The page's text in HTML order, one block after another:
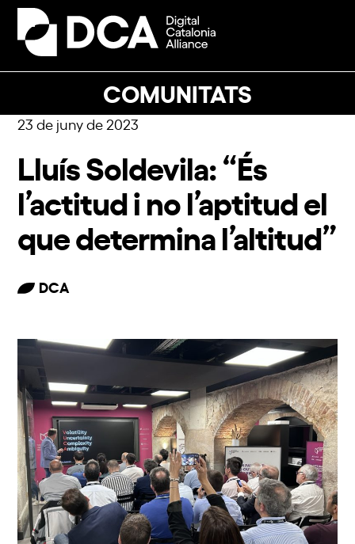
Skip
content
COMUNITATS
Open
mobile
Close
mobile
23 de juny de 2023
Lluís Soldevila: “És
l’actitud i no l’aptitud el
que determina l’altitud”
DCA